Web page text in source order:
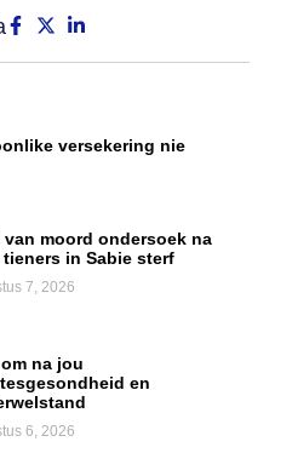
versekering nie
van moord ondersoek na
tieners in Sabie sterf
7, 2026
na jou
en
6, 2026